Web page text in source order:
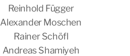
Reinhold Függer
Alexander Moschen
Rainer Schöfl
Andreas Shamiyeh